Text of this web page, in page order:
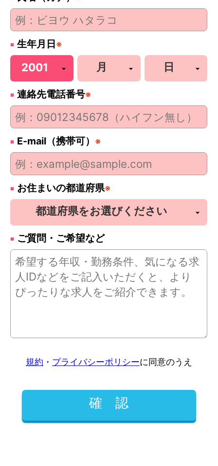
生年月日 ※
連絡先電話番号※
E-mail（携帯可） ※
お住まいの都道府県※
ご質問・ご希望など
規約 ・ プライバシーポリシーに同意のうえ